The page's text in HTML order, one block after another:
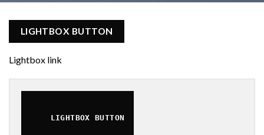
LIGHTBOX BUTTON
Lightbox link
LIGHTBOX BUTTON